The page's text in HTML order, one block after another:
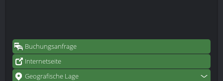
Buchungsanfrage
Internetseite
Geografische Lage